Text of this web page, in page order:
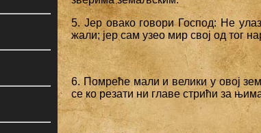
5. Јер овако говори Господ: Не
жали; јер сам узео мир свој од тог
6. Помреће мали и велики у овој
се ко резати ни главе стрићи за